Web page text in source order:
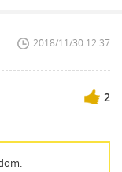
2018/11/30 12:37
2